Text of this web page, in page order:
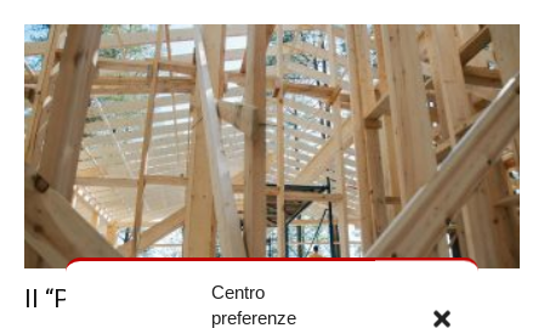
Centro
preferenze
Il “Programma nuove chiese”